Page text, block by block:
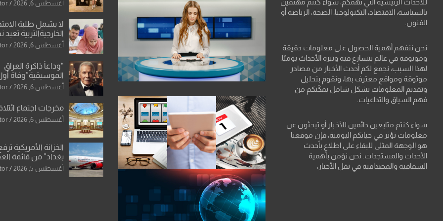
بالسياسة، الاقتصاد، التكنولوجيا، الصحة، الرياضة أو
الفنون.
نحن نتفهم أهمية الحصول على معلومات دقيقة
وموثوقة في عالم يتسارع فيه وتيرة الأحداث يوميًا.
لهذا السبب، نجمع لكم أحدث الأخبار من مصادر
موثوقة ومواقع معترف بها، ونقوم بتحليل
وتقديم المعلومات بشكل شامل يمكّنكم من
فهم السياق والتداعيات.
سواء كنتم متابعين دائمين للأخبار أو تبحثون عن
معلومات تؤثر في حياتكم اليومية، فإن موقعنا
هو الوجهة المثلى للبقاء على اطلاع بأحدث
الأحداث والمستجدات. نحن نؤمن بأهمية
الشفافية والمصداقية في نقل الأخبار،
أغسطس 6, 2026
لا يشمل طلبة
الخارجيةالتربية تعيد
المحاولات لطلبة
أغسطس 6, 2026
“وداعاً ذاكرة العراق
الموسيقية”وفاة
للأوركسترا
أغسطس 6, 2026
مخرجات اجتماع
أغسطس 6, 2026
الخزانة الأمريكية
بغداد” من قائمة
اسم مالكها مدرجا
أغسطس 5, 2026